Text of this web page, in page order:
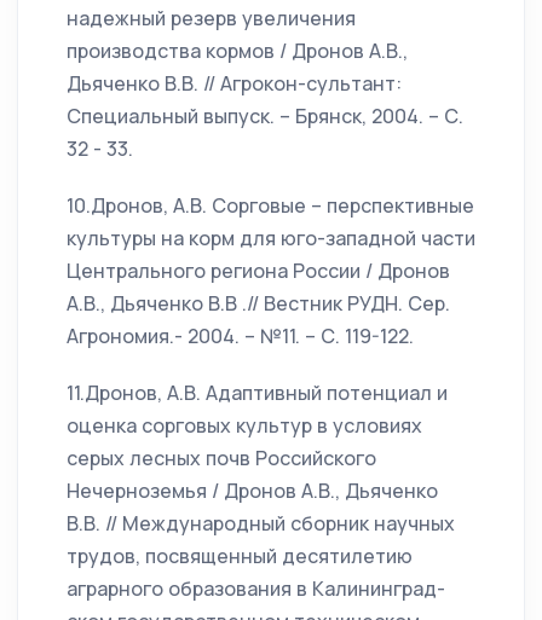
надежный резерв увеличения
производства кормов / Дронов А.В.,
Дьяченко В.В. // Агрокон-сультант:
Специальный выпуск. – Брянск, 2004. – С.
32 - 33.
10.Дронов, А.В. Сорговые – перспективные
культуры на корм для юго-западной части
Центрального региона России / Дронов
А.В., Дьяченко В.В .// Вестник РУДН. Сер.
Агрономия.- 2004. – №11. – С. 119-122.
11.Дронов, А.В. Адаптивный потенциал и
оценка сорговых культур в условиях
серых лесных почв Российского
Нечерноземья / Дронов А.В., Дьяченко
В.В. // Международный сборник научных
трудов, посвященный десятилетию
аграрного образования в Калининград-